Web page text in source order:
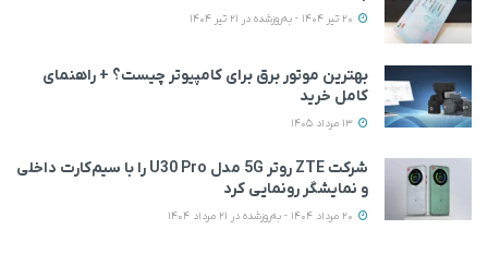
بهترین موتور برق برای کامپیوتر چیست؟ + راهنمای
کامل خرید
شرکت ZTE روتر 5G مدل U30 Pro را با سیم‌کارت داخلی
و نمایشگر رونمایی کرد